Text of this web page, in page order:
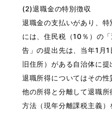
(2)退職金の特別徴収
退職金の支払いがあり、
には、住民税（10％）の
告」の提出先は、当年1月
旧住所）がある自治体に提
退職所得についてはその性
他の所得と分離して退職
方法（現年分離課税主義）